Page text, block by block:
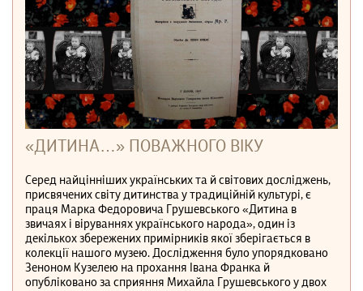
«ДИТИНА…» ПОВАЖНОГО ВІКУ
Серед найцінніших українських та й світових досліджень,
присвячених світу дитинства у традиційній культурі, є
праця Марка Федоровича Грушевського «Дитина в
звичаях і віруваннях українського народа», один із
декількох збережених примірників якої зберігається в
колекції нашого музею. Дослідження було упорядковано
Зеноном Кузелею на прохання Івана Франка й
опубліковано за сприяння Михайла Грушевського у двох